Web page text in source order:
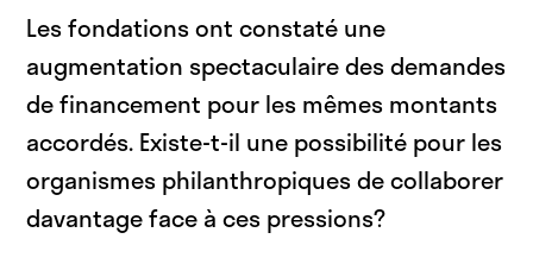
Les fondations ont constaté une
augmentation spectaculaire des demandes
de financement pour les mêmes montants
accordés. Existe-t-il une possibilité pour les
organismes philanthropiques de collaborer
davantage face à ces pressions?